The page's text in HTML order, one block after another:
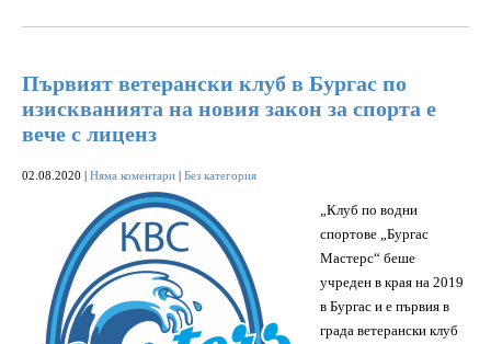
Първият ветерански клуб в Бургас по
изискванията на новия закон за спорта е
вече с лиценз
02.08.2020 | Няма коментари | Без категория
„Клуб по водни
спортове „Бургас
Мастерс“ беше
учреден в края на 2019
в Бургас и е първия в
града ветерански клуб